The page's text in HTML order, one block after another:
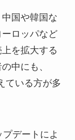
国や韓国な
ロッパなど
を拡大する
中にも、
ている方が多
デートによ